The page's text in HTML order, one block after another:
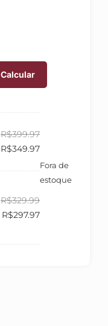
Calcular
R$399.97
R$349.97
R$329.99
R$297.97
Fora de
estoque